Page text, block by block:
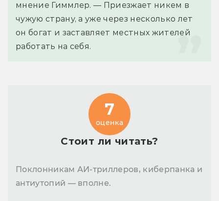
мнение Гиммлер. — Приезжает никем в
чужую страну, а уже через несколько лет
он богат и заставляет местных жителей
работать на себя.
Стоит ли читать?
7
оценка
Поклонникам АИ-триллеров, киберпанка и
антиутопий — вполне.